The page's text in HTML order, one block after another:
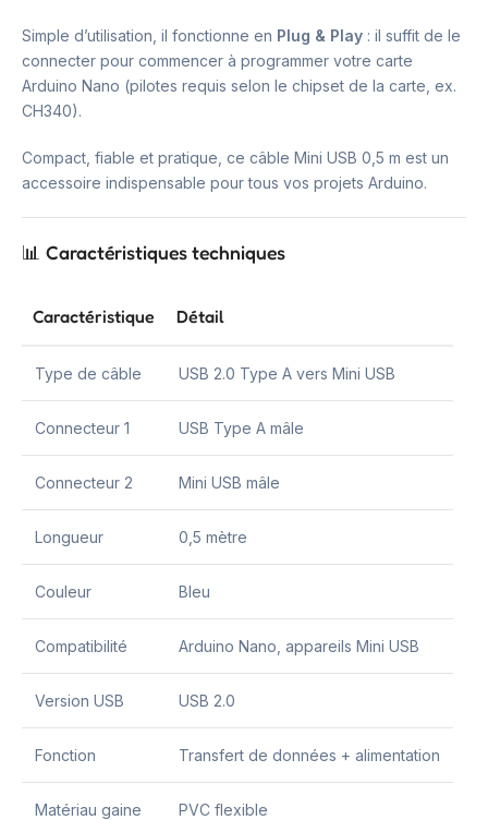
Simple d’utilisation, il fonctionne en Plug & Play : il suffit de le
connecter pour commencer à programmer votre carte
Arduino Nano (pilotes requis selon le chipset de la carte, ex.
CH340).
Compact, fiable et pratique, ce câble Mini USB 0,5 m est un
accessoire indispensable pour tous vos projets Arduino.
📊 Caractéristiques techniques
Caractéristique Détail
Type de câble USB 2.0 Type A vers Mini USB
Connecteur 1 USB Type A mâle
Connecteur 2 Mini USB mâle
Longueur 0,5 mètre
Couleur Bleu
Compatibilité Arduino Nano, appareils Mini USB
Version USB USB 2.0
Fonction Transfert de données + alimentation
Matériau gaine PVC flexible